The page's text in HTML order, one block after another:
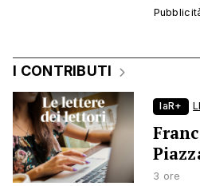
I CONTRIBUTI
laR+
3 ore